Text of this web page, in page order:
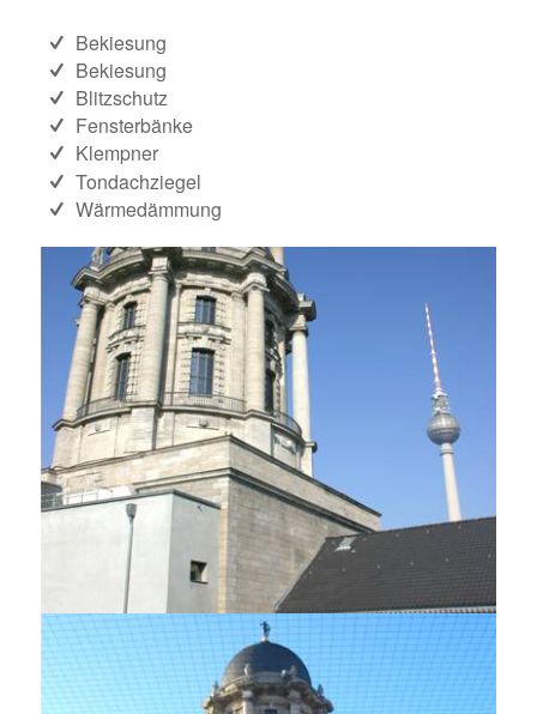
Bekiesung
Bekiesung
Blitzschutz
Fensterbänke
Klempner
Tondachziegel
Wärmedämmung